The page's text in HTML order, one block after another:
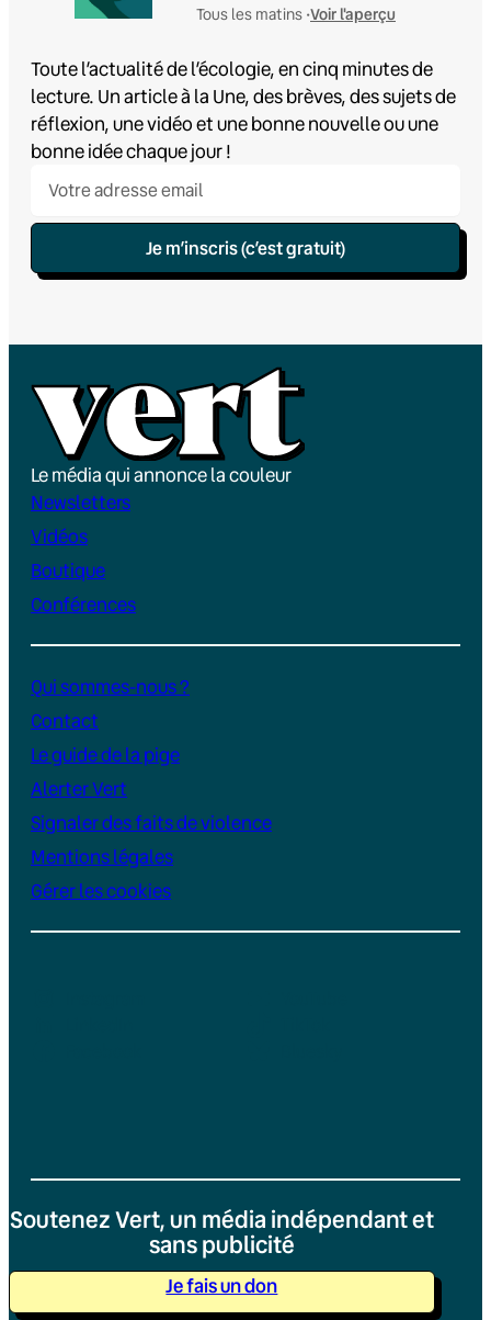
Tous les matins •Voir l'aperçu
Toute l’actualité de l’écologie, en cinq minutes de
lecture. Un article à la Une, des brèves, des sujets de
réflexion, une vidéo et une bonne nouvelle ou une
bonne idée chaque jour !
Je m’inscris (c’est gratuit)
Le média qui annonce la couleur
Newsletters
Vidéos
Boutique
Conférences
Qui sommes-nous ?
Contact
Le guide de la pige
Alerter Vert
Signaler des faits de violence
Mentions légales
Gérer les cookies
Soutenez Vert, un média indépendant et
sans publicité
Je fais un don